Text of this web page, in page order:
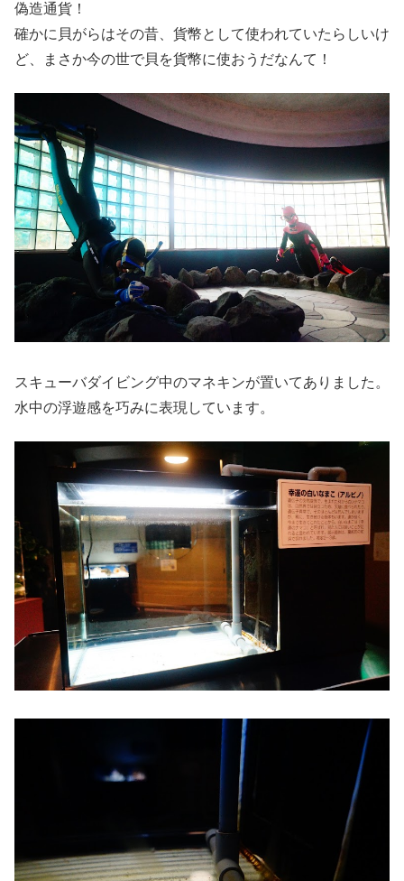
偽造通貨！
確かに貝がらはその昔、貨幣として使われていたらしいけ
ど、まさか今の世で貝を貨幣に使おうだなんて！
スキューバダイビング中のマネキンが置いてありました。
水中の浮遊感を巧みに表現しています。